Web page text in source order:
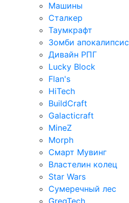
Машины
Сталкер
Таумкрафт
Зомби апокалипсис
Дивайн РПГ
Lucky Block
Flan's
HiTech
BuildCraft
Galacticraft
MineZ
Morph
Смарт Мувинг
Властелин колец
Star Wars
Сумеречный лес
GregTech